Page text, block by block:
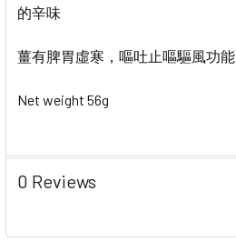
的辛味
薑有脾胃虛寒，嘔吐止嘔驅風功能
Net weight 56g
0 Reviews